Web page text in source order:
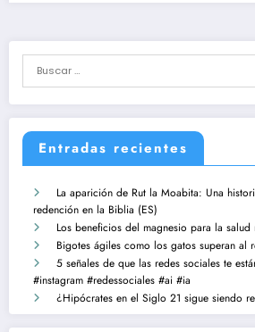
Entradas recientes
La aparición de Rut la Moabita: Una
redención en la Biblia (ES)
Los beneficios del magnesio para la
Bigotes ágiles como los gatos superan al
5 señales de que las redes sociales te
#instagram #redessociales #ai #ia
¿Hipócrates en el Siglo 21 sigue siendo